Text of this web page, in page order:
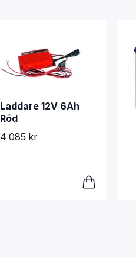
Laddare 12V 6Ah
Röd
4 085 kr